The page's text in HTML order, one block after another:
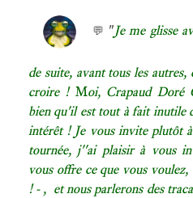
💬 "Je me glisse
de suite, avant tous les
croire ! Moi, Crapaud Doré
bien qu'il est tout à fait inutile
intérêt ! Je vous invite plutôt
tournée, j''ai plaisir à vous
vous offre ce que vous
! - , et nous parlerons des